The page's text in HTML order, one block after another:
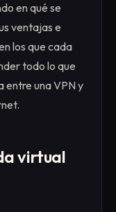
en qué se
ventajas e
los que cada
todo lo que
entre una VPN y
virtual